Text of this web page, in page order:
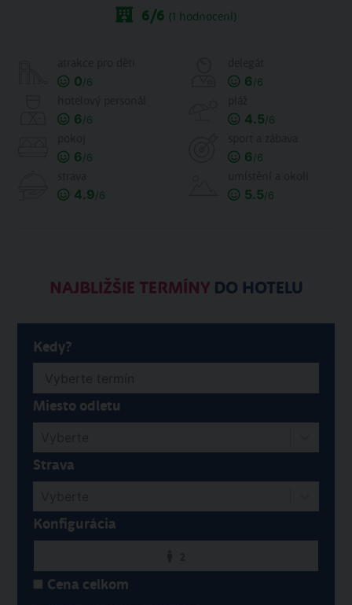
6/6 (1 hodnocení)
0/6 6/6
6/6 4.5/6
6/6 6/6
4.9/6 5.5/6
NAJBLIŽŠIE TERMÍNYDO HOTELU
Kedy?
Miesto odletu
Strava
Konfigurácia
Cena celkom